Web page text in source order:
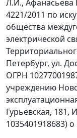
Л.И., Афанасьева
4221/2011 по
общества
электрической
Петербург, ул.
ОГРН
учреждению
Гурьевская,
1035401918683)